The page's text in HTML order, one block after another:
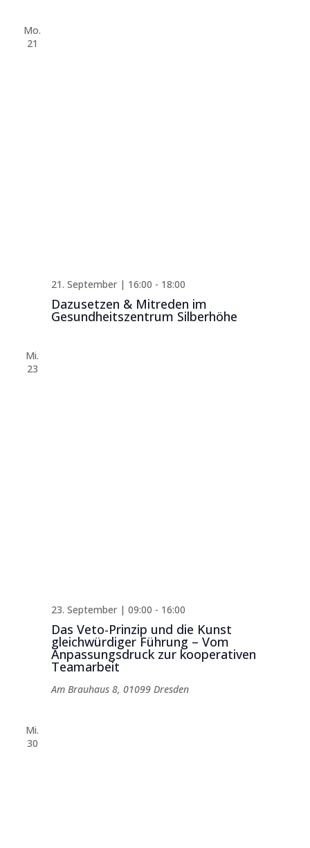
Mo.
21
Dazusetzen & Mitreden im
Gesundheitszentrum Silberhöhe
21. September | 16:00 - 18:00
Mi.
23
Das Veto-Prinzip und die Kunst
gleichwürdiger Führung – Vom
Anpassungsdruck zur kooperativen
Teamarbeit
23. September | 09:00 - 16:00
Am Brauhaus 8, 01099 Dresden
Mi.
30